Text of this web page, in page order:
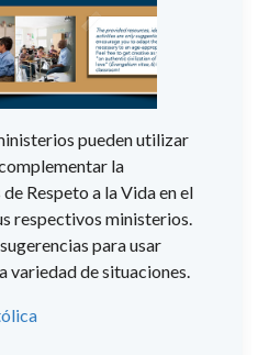
pueden utilizar
la
Respeto a la Vida en el
respectivos ministerios.
para usar
variedad de situaciones.